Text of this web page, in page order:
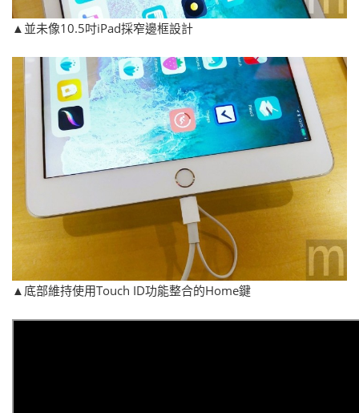
▲並未像10.5吋iPad採窄邊框設計
▲底部維持使用Touch ID功能整合的Home鍵